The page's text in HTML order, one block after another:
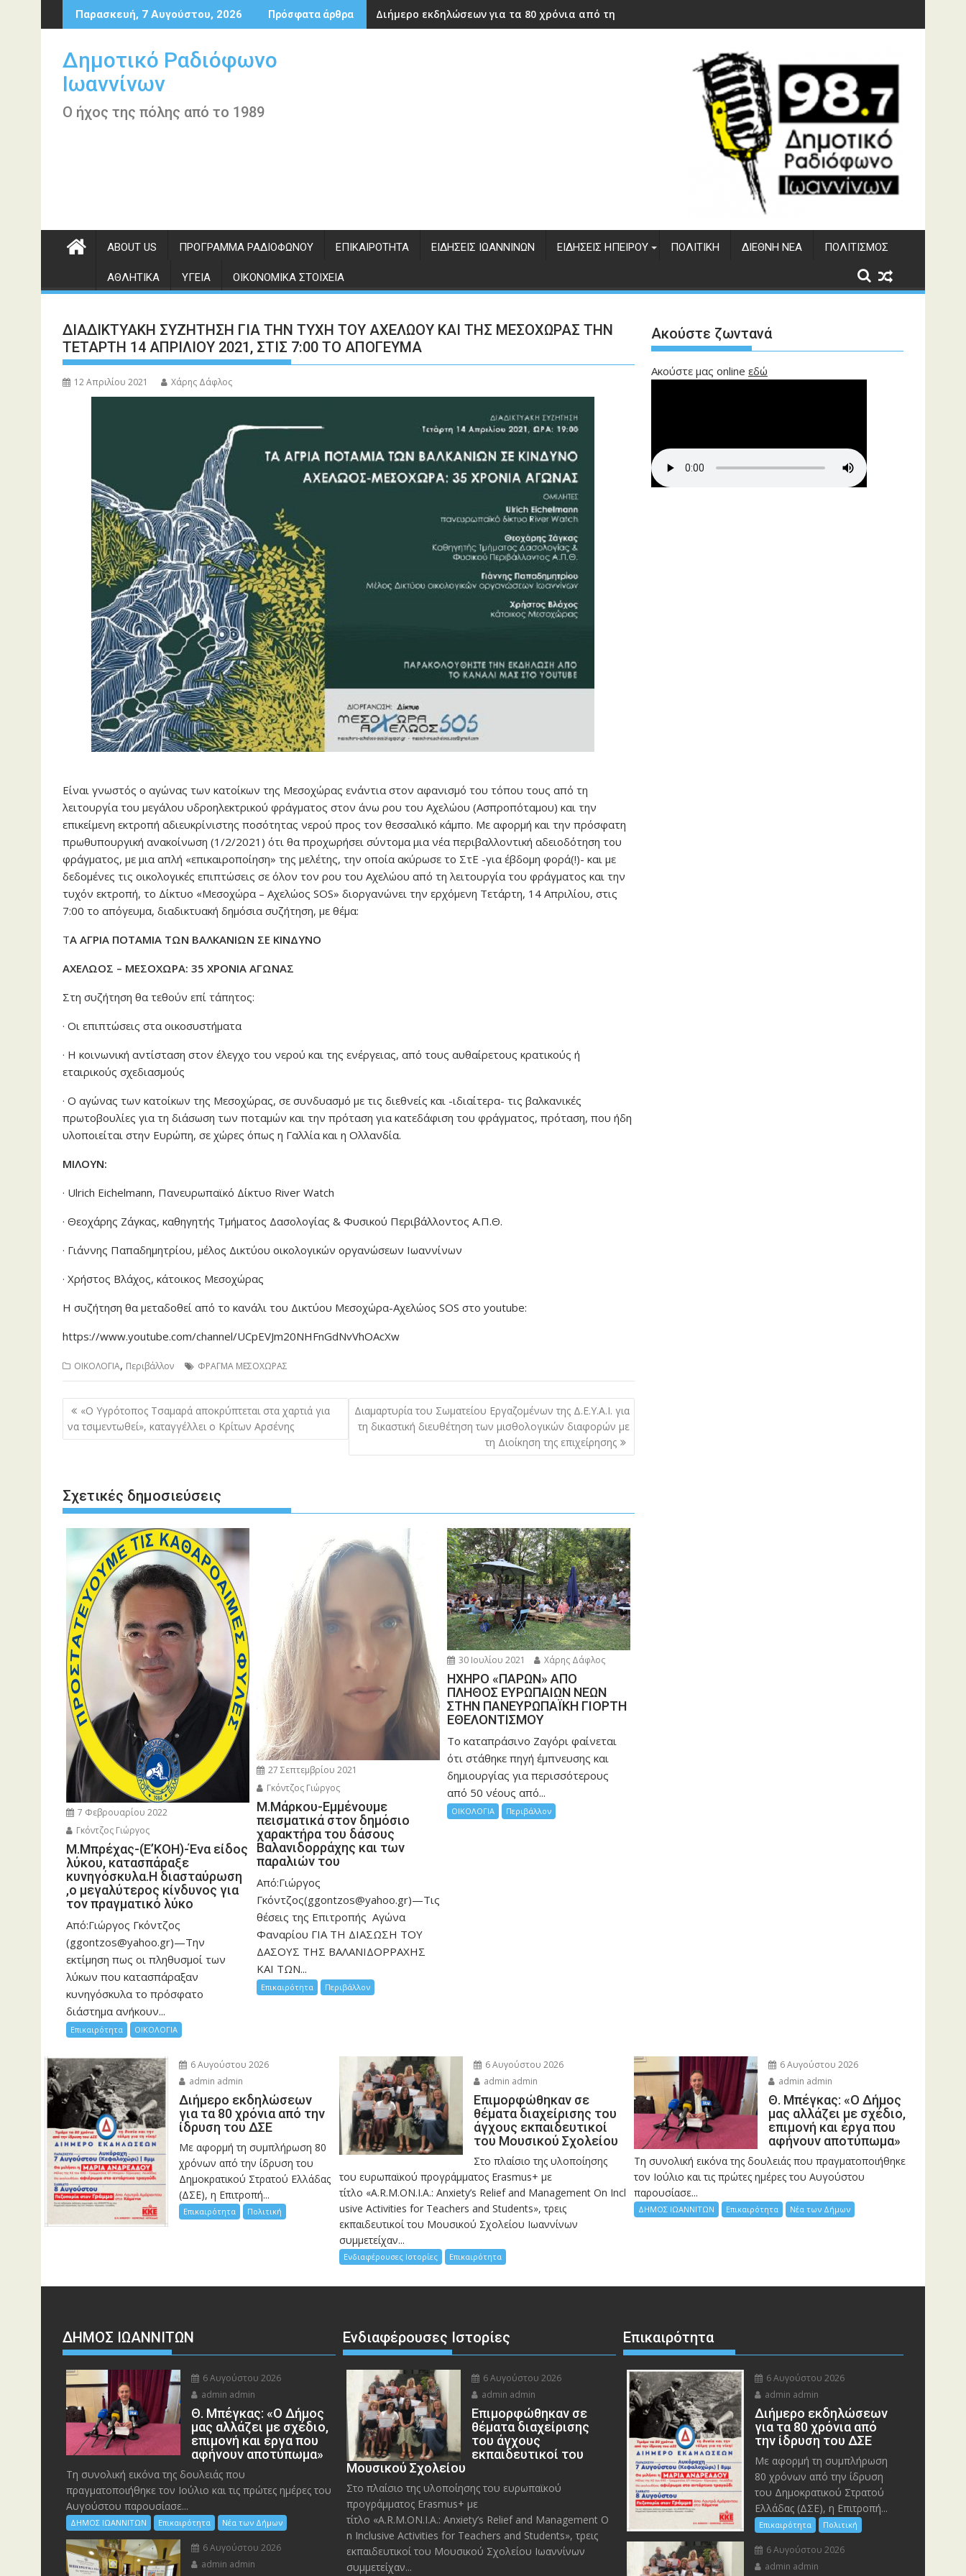
Περάστε
στο
Παρασκευή, 7 Αυγούστου, 2026 Πρόσφατα άρθρα Διήμερο εκδηλώσεων για τα 80 χρόνια από την ίδρυση του ΔΣΕ
Δημοτικό Ραδιόφωνο
Ιωαννίνων
Ο ήχος της πόλης από το 1989
ABOUT US ΠΡΌΓΡΑΜΜΑ ΡΑΔΙΟΦΏΝΟΥ ΕΠΙΚΑΙΡΌΤΗΤΑ ΕΙΔΉΣΕΙΣ ΙΩΑΝΝΊΝΩΝ ΕΙΔΉΣΕΙΣ ΗΠΕΊΡΟΥ ΠΟΛΙΤΙΚΉ ΔΙΕΘΝΉ ΝΈΑ ΠΟΛΙΤΙΣΜΌΣ
ΑΘΛΗΤΙΚΆ ΥΓΕΊΑ ΟΙΚΟΝΟΜΙΚΆ ΣΤΟΙΧΕΊΑ
ΔΙΑΔΙΚΤΥΑΚΗ ΣΥΖΗΤΗΣΗ ΓΙΑ ΤΗΝ ΤΥΧΗ ΤΟΥ ΑΧΕΛΩΟΥ ΚΑΙ ΤΗΣ ΜΕΣΟΧΩΡΑΣ ΤΗΝ
ΤΕΤΑΡΤΗ 14 ΑΠΡΙΛΙΟΥ 2021, ΣΤΙΣ 7:00 ΤΟ ΑΠΟΓΕΥΜΑ
12 Απριλίου 2021 Χάρης Δάφλος
Είναι γνωστός ο αγώνας των κατοίκων της Μεσοχώρας ενάντια στον αφανισμό του τόπου τους από τη
λειτουργία του μεγάλου υδροηλεκτρικού φράγματος στον άνω ρου του Αχελώου (Ασπροπόταμου) και την
επικείμενη εκτροπή αδιευκρίνιστης ποσότητας νερού προς τον θεσσαλικό κάμπο. Με αφορμή και την πρόσφατη
πρωθυπουργική ανακοίνωση (1/2/2021) ότι θα προχωρήσει σύντομα μια νέα περιβαλλοντική αδειοδότηση του
φράγματος, με μια απλή «επικαιροποίηση» της μελέτης, την οποία ακύρωσε το ΣτΕ -για έβδομη φορά(!)- και με
δεδομένες τις οικολογικές επιπτώσεις σε όλον τον ρου του Αχελώου από τη λειτουργία του φράγματος και την
τυχόν εκτροπή, το Δίκτυο «Μεσοχώρα – Αχελώος SOS» διοργανώνει την ερχόμενη Τετάρτη, 14 Απριλίου, στις
7:00 το απόγευμα, διαδικτυακή δημόσια συζήτηση, με θέμα:
ΤΑ ΑΓΡΙΑ ΠΟΤΑΜΙΑ ΤΩΝ ΒΑΛΚΑΝΙΩΝ ΣΕ ΚΙΝΔΥΝΟ
ΑΧΕΛΩΟΣ – ΜΕΣΟΧΩΡΑ: 35 ΧΡΟΝΙΑ ΑΓΩΝΑΣ
Στη συζήτηση θα τεθούν επί τάπητος:
· Οι επιπτώσεις στα οικοσυστήματα
· Η κοινωνική αντίσταση στον έλεγχο του νερού και της ενέργειας, από τους αυθαίρετους κρατικούς ή
εταιρικούς σχεδιασμούς
· Ο αγώνας των κατοίκων της Μεσοχώρας, σε συνδυασμό με τις διεθνείς και -ιδιαίτερα- τις βαλκανικές
πρωτοβουλίες για τη διάσωση των ποταμών και την πρόταση για κατεδάφιση του φράγματος, πρόταση, που ήδη
υλοποιείται στην Ευρώπη, σε χώρες όπως η Γαλλία και η Ολλανδία.
ΜΙΛΟΥΝ:
· Ulrich Eichelmann, Πανευρωπαϊκό Δίκτυο River Watch
· Θεοχάρης Ζάγκας, καθηγητής Τμήματος Δασολογίας & Φυσικού Περιβάλλοντος Α.Π.Θ.
· Γιάννης Παπαδημητρίου, μέλος Δικτύου oικολογικών οργανώσεων Ιωαννίνων
· Χρήστος Βλάχος, κάτοικος Μεσοχώρας
Η συζήτηση θα μεταδοθεί από το κανάλι του Δικτύου Μεσοχώρα-Αχελώος SOS στο youtube:
https://www.youtube.com/channel/UCpEVJm20NHFnGdNvVhOAcXw
ΟΙΚΟΛΟΓΙΑ, Περιβάλλον ΦΡΑΓΜΑ ΜΕΣΟΧΩΡΑΣ
Πλοήγηση
άρθρων
«Ο Υγρότοπος Τσαμαρά αποκρύπτεται στα χαρτιά για
να τσιμεντωθεί», καταγγέλλει ο Κρίτων Αρσένης
Διαμαρτυρία του Σωματείου Εργαζομένων της Δ.Ε.Υ.Α.Ι. για
τη δικαστική διευθέτηση των μισθολογικών διαφορών με
τη Διοίκηση της επιχείρησης
Σχετικές δημοσιεύσεις
7 Φεβρουαρίου 2022
Γκόντζος Γιώργος
Μ.Μπρέχας-(Ε’ΚΟΗ)-Ένα είδος
λύκου, κατασπάραξε
κυνηγόσκυλα.Η διασταύρωση
,ο μεγαλύτερος κίνδυνος για
τον πραγματικό λύκο
Από:Γιώργος Γκόντζος
(ggontzos@yahoo.gr)—Την
εκτίμηση πως οι πληθυσμοί των
λύκων που κατασπάραξαν
κυνηγόσκυλα το πρόσφατο
διάστημα ανήκουν...
Επικαιρότητα ΟΙΚΟΛΟΓΙΑ
27 Σεπτεμβρίου 2021
Γκόντζος Γιώργος
Μ.Μάρκου-Εμμένουμε
πεισματικά στον δημόσιο
χαρακτήρα του δάσους
Βαλανιδορράχης και των
παραλιών του
Από:Γιώργος
Γκόντζος(ggontzos@yahoo.gr)—Τις
θέσεις της Επιτροπής Αγώνα
Φαναρίου ΓΙΑ ΤΗ ΔΙΑΣΩΣΗ ΤΟΥ
ΔΑΣΟΥΣ ΤΗΣ ΒΑΛΑΝΙΔΟΡΡΑΧΗΣ
ΚΑΙ ΤΩΝ...
Επικαιρότητα Περιβάλλον
30 Ιουλίου 2021 Χάρης Δάφλος
ΗΧΗΡΟ «ΠΑΡΩΝ» ΑΠΟ
ΠΛΗΘΟΣ ΕΥΡΩΠΑΙΩΝ ΝΕΩΝ
ΣΤΗΝ ΠΑΝΕΥΡΩΠΑΪΚΗ ΓΙΟΡΤΗ
ΕΘΕΛΟΝΤΙΣΜΟΥ
Το καταπράσινο Ζαγόρι φαίνεται
ότι στάθηκε πηγή έμπνευσης και
δημιουργίας για περισσότερους
από 50 νέους από...
ΟΙΚΟΛΟΓΙΑ Περιβάλλον
Ακούστε ζωντανά
Ακούστε μας online εδώ
6 Αυγούστου 2026
admin admin
Διήμερο εκδηλώσεων
για τα 80 χρόνια από την
ίδρυση του ΔΣΕ
Με αφορμή τη συμπλήρωση 80
χρόνων από την ίδρυση του
Δημοκρατικού Στρατού Ελλάδας
(ΔΣΕ), η Επιτροπή...
Επικαιρότητα Πολιτική
6 Αυγούστου 2026
admin admin
Eπιμορφώθηκαν σε
θέματα διαχείρισης του
άγχους εκπαιδευτικοί
του Μουσικού Σχολείου
Στο πλαίσιο της υλοποίησης
του ευρωπαϊκού προγράμματος Erasmus+ με
τίτλο «A.R.M.ON.I.A.: Anxiety’s Relief and Management On Incl
usive Activities for Teachers and Students», τρεις
εκπαιδευτικοί του Μουσικού Σχολείου Ιωαννίνων
συμμετείχαν...
Ενδιαφέρουσες Ιστορίες Επικαιρότητα
6 Αυγούστου 2026
admin admin
Θ. Μπέγκας: «Ο Δήμος
μας αλλάζει με σχέδιο,
επιμονή και έργα που
αφήνουν αποτύπωμα»
Τη συνολική εικόνα της δουλειάς που πραγματοποιήθηκε
τον Ιούλιο και τις πρώτες ημέρες του Αυγούστου
παρουσίασε...
ΔΗΜΟΣ ΙΩΑΝΝΙΤΩΝ Επικαιρότητα Νέα των Δήμων
ΔΗΜΟΣ ΙΩΑΝΝΙΤΩΝ
6 Αυγούστου 2026
admin admin
Θ. Μπέγκας: «Ο Δήμος
μας αλλάζει με σχέδιο,
επιμονή και έργα που
αφήνουν αποτύπωμα»
Τη συνολική εικόνα της δουλειάς που
πραγματοποιήθηκε τον Ιούλιο και τις πρώτες ημέρες του
Αυγούστου παρουσίασε...
ΔΗΜΟΣ ΙΩΑΝΝΙΤΩΝ Επικαιρότητα Νέα των Δήμων
6 Αυγούστου 2026
admin admin
Ενδιαφέρουσες Ιστορίες
6 Αυγούστου 2026
admin admin
Eπιμορφώθηκαν σε
θέματα διαχείρισης
του άγχους
εκπαιδευτικοί του
Μουσικού Σχολείου
Στο πλαίσιο της υλοποίησης του ευρωπαϊκού
προγράμματος Erasmus+ με
τίτλο «A.R.M.ON.I.A.: Anxiety’s Relief and Management O
n Inclusive Activities for Teachers and Students», τρεις
εκπαιδευτικοί του Μουσικού Σχολείου Ιωαννίνων
συμμετείχαν...
Επικαιρότητα
6 Αυγούστου 2026
admin admin
Διήμερο εκδηλώσεων
για τα 80 χρόνια από
την ίδρυση του ΔΣΕ
Με αφορμή τη συμπλήρωση
80 χρόνων από την ίδρυση
του Δημοκρατικού Στρατού
Ελλάδας (ΔΣΕ), η Επιτροπή...
Επικαιρότητα Πολιτική
6 Αυγούστου 2026
admin admin